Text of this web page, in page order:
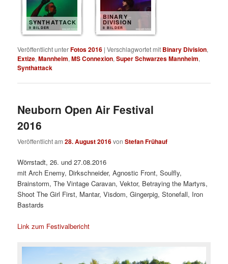
SYNTHATTACK
9 BILDER
BINARY
DIVISION
8 BILDER
Veröffentlicht unterFotos 2016 |Verschlagwortet mit Binary Division,
Extize,Mannheim,MS Connexion,Super Schwarzes Mannheim,
Synthattack
Neuborn Open Air Festival
2016
Veröffentlicht am28. August 2016vonStefan Frühauf
Wörrstadt, 26. und 27.08.2016
mit Arch Enemy, Dirkschneider, Agnostic Front, Soulfly,
Brainstorm, The Vintage Caravan, Vektor, Betraying the Martyrs,
Shoot The Girl First, Mantar, Visdom, Gingerpig, Stonefall, Iron
Bastards
Link zum Festivalbericht